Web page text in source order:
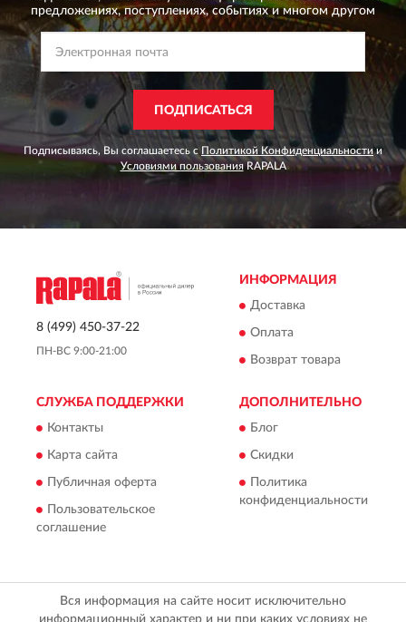
предложениях,поступлениях, событиях и многом другом
ПОДПИСАТЬСЯ
Подписываясь, Вы соглашаетесь сПолитикой Конфиденциальности и
Условиями пользованияRAPALA
8 (499) 450-37-22
ПН-ВС 9:00-21:00
ИНФОРМАЦИЯ
Доставка
Оплата
Возврат товара
СЛУЖБА ПОДДЕРЖКИ
Контакты
Карта сайта
Публичная оферта
Пользовательское
соглашение
ДОПОЛНИТЕЛЬНО
Блог
Скидки
Политика
конфиденциальности
Вся информация на сайте носит исключительно
информационный характер и ни при каких условиях не